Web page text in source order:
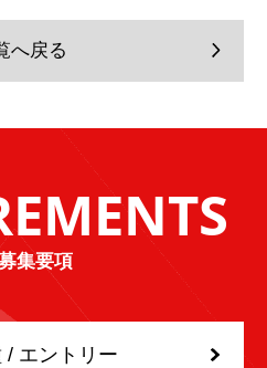
へ戻る
集要項
/ エントリー